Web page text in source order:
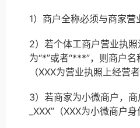
1）商户全称必须与商家营
2）若个体工商户营业执
为“*”或者“***”，则商户名
（XXX为营业执照上经营者
3）若商家为小微商户，商
_XXX”（XXX为小微商户